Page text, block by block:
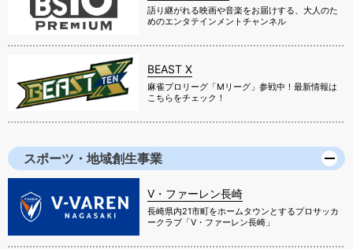
語り継がれる映画や音楽をお届けする、大人のた
めのエンタテインメントチャンネル
BEAST X
麻雀プロリーグ「Mリーグ」参戦中！最新情報は
こちらをチェック！
スポーツ・地域創生事業
V・ファーレン長崎
長崎県内21市町をホームタウンとするプロサッカ
ークラブ「V・ファーレン長崎」